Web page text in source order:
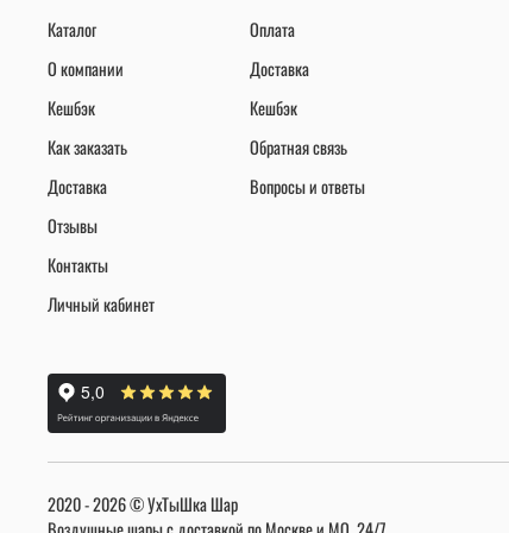
Каталог
О компании
Кешбэк
Как заказать
Доставка
Отзывы
Контакты
Личный кабинет
Оплата
Доставка
Кешбэк
Обратная связь
Вопросы и ответы
2020 - 2026 © УхТыШка Шар